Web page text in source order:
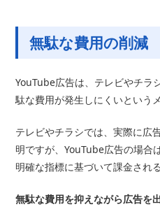
無駄な費用の削減
YouTube広告は、テレビやチラ
駄な費用が発生しにくいという
テレビやチラシでは、実際に広
明ですが、YouTube広告の場合
明確な指標に基づいて課金され
無駄な費用を抑えながら広告を